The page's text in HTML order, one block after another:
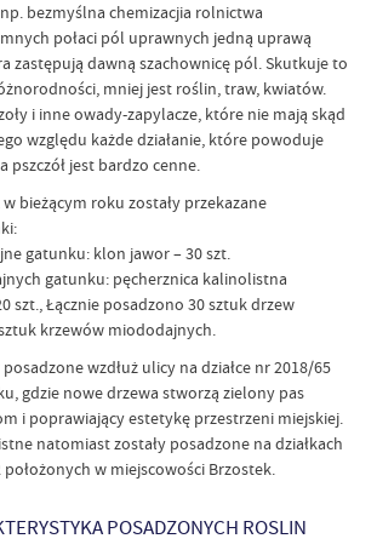
bezmyślna chemizacjia rolnictwa
połaci pól uprawnych jedną uprawą
zastępują dawną szachownicę pól. Skutkuje to
mniej jest roślin, traw, kwiatów.
i inne owady-zapylacze, które nie mają skąd
względu każde działanie, które powoduje
jest bardzo cenne.
bieżącym roku zostały przekazane
gatunku: klon jawor – 30 szt.
gatunku: pęcherznica kalinolistna
szt., Łącznie posadzono 30 sztuk drzew
krzewów miododajnych.
wzdłuż ulicy na działce nr 2018/65
gdzie nowe drzewa stworzą zielony pas
i poprawiający estetykę przestrzeni miejskiej.
natomiast zostały posadzone na działkach
w miejscowości Brzostek.
POSADZONYCH ROSLIN